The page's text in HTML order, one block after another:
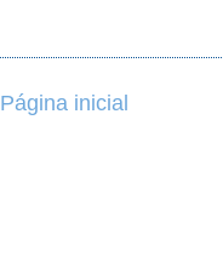
Página inicial